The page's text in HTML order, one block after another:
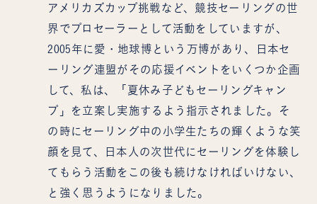
アメリカズカップ挑戦など、競技セーリングの世
界でプロセーラーとして活動をしていますが、
2005年に愛・地球博という万博があり、日本セ
ーリング連盟がその応援イベントをいくつか企画
して、私は、「夏休み子どもセーリングキャン
プ」を立案し実施するよう指示されました。そ
の時にセーリング中の小学生たちの輝くような笑
顔を見て、日本人の次世代にセーリングを体験し
てもらう活動をこの後も続けなければいけない、
と強く思うようになりました。